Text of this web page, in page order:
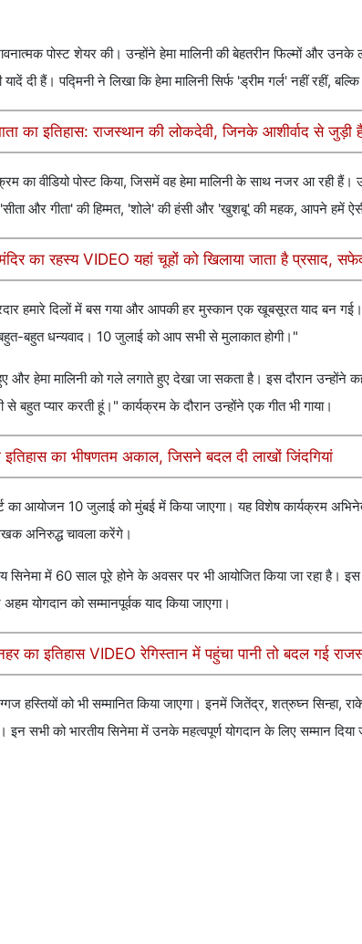
पोस्ट शेयर की। उन्होंने हेमा मालिनी की बेहतरीन फिल्मों और
दी हैं। पद्मिनी ने लिखा कि हेमा मालिनी सिर्फ 'ड्रीम गर्ल' नहीं रहीं,
का इतिहास: राजस्थान की लोकदेवी, जिनके आशीर्वाद से जुड़ी
का वीडियो पोस्ट किया, जिसमें वह हेमा मालिनी के साथ नजर आ रही
और गीता' की हिम्मत, 'शोले' की हंसी और 'खुशबू' की महक, आपने हमें ऐसी
का रहस्य VIDEO यहां चूहों को खिलाया जाता है प्रसाद,
हमारे दिलों में बस गया और आपकी हर मुस्कान एक खूबसूरत याद बन
बहुत धन्यवाद। 10 जुलाई को आप सभी से मुलाकात होगी।"
और हेमा मालिनी को गले लगाते हुए देखा जा सकता है। इस दौरान उन्होंने
बहुत प्यार करती हूं।" कार्यक्रम के दौरान उन्होंने एक गीत भी गाया।
का भीषणतम अकाल, जिसने बदल दी लाखों जिंदगियां
का आयोजन 10 जुलाई को मुंबई में किया जाएगा। यह विशेष कार्यक्रम
अनिरुद्ध चावला करेंगे।
सिनेमा में 60 साल पूरे होने के अवसर पर भी आयोजित किया जा रहा है।
योगदान को सम्मानपूर्वक याद किया जाएगा।
नहर का इतिहास VIDEO रेगिस्तान में पहुंचा पानी तो बदल गई
हस्तियों को भी सम्मानित किया जाएगा। इनमें जितेंद्र, शत्रुघ्न
सभी को भारतीय सिनेमा में उनके महत्वपूर्ण योगदान के लिए सम्मान दिया